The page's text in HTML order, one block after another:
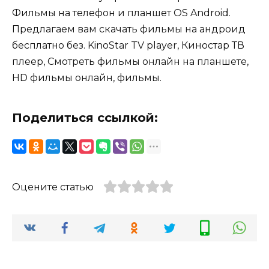
Фильмы на телефон и планшет OS Android.
Предлагаем вам скачать фильмы на андроид
бесплатно без. KinoStar TV player, Киностар ТВ
плеер, Смотреть фильмы онлайн на планшете,
HD фильмы онлайн, фильмы.
Поделиться ссылкой:
Оцените статью